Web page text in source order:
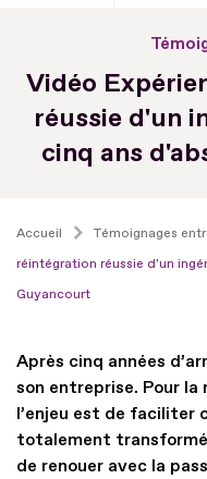
Vidéo
réussie d'un
cinq ans
Accueil Témoignages
réintégration réussie d'un
Guyancourt
Après cinq années
son entreprise. Pour la
l’enjeu est de faciliter
totalement
de renouer avec la